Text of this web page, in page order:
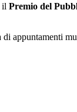
il Premio del
di appuntamenti